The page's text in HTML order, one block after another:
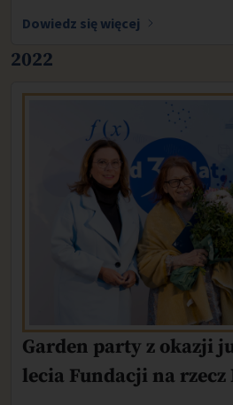
Dowiedz się więcej
2022
Garden party z okazji
lecia Fundacji na